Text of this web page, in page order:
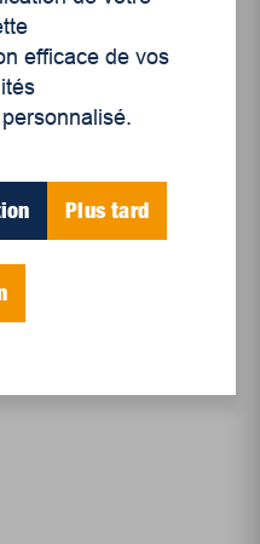
par la Cour
étant
envers les femmes
serait
afin de la protéger. Ce
et inconstitutionnel
de droits garantis
et québécoises des
efficace de vos
Plus tard